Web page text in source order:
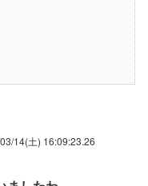
14(土) 16:09:23.26